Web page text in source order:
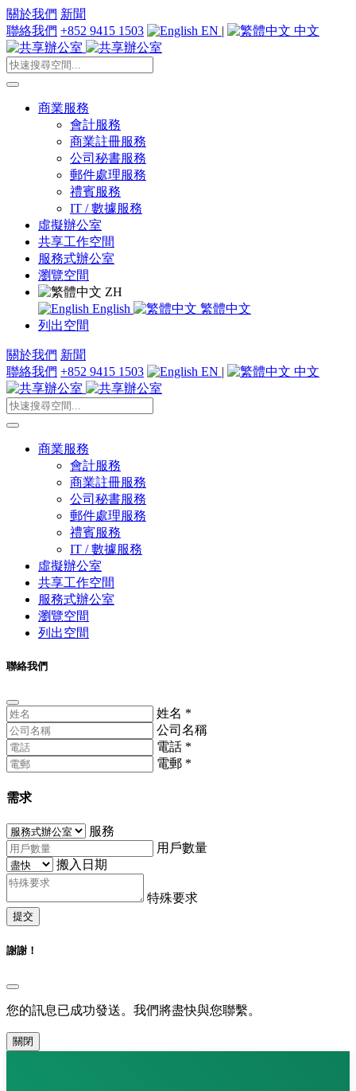
關於我們 新聞
聯絡我們 +852 9415 1503 EN | 中文
商業服務
會計服務
商業註冊服務
公司秘書服務
郵件處理服務
禮賓服務
IT / 數據服務
虛擬辦公室
共享工作空間
服務式辦公室
瀏覽空間
ZH
English
繁體中文
列出空間
關於我們 新聞
聯絡我們 +852 9415 1503 EN | 中文
商業服務
會計服務
商業註冊服務
公司秘書服務
郵件處理服務
禮賓服務
IT / 數據服務
虛擬辦公室
共享工作空間
服務式辦公室
瀏覽空間
列出空間
聯絡我們
姓名 *
公司名稱
電話 *
電郵 *
需求
服務
用戶數量
搬入日期
特殊要求
提交
謝謝！
您的訊息已成功發送。我們將盡快與您聯繫。
關閉